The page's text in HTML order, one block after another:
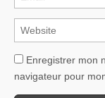
Enregistrer mon
navigateur pour